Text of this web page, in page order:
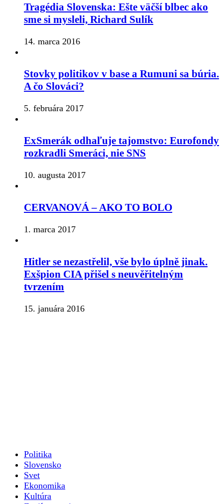
Tragédia Slovenska: Ešte väčší blbec ako
sme si mysleli, Richard Sulík
14. marca 2016
Stovky politikov v base a Rumuni sa búria.
A čo Slováci?
5. februára 2017
ExSmerák odhaľuje tajomstvo: Eurofondy
rozkradli Smeráci, nie SNS
10. augusta 2017
CERVANOVÁ – AKO TO BOLO
1. marca 2017
Hitler se nezastřelil, vše bylo úplně jinak.
Exšpion CIA přišel s neuvěřitelným
tvrzením
15. januára 2016
Politika
Slovensko
Svet
Ekonomika
Kultúra